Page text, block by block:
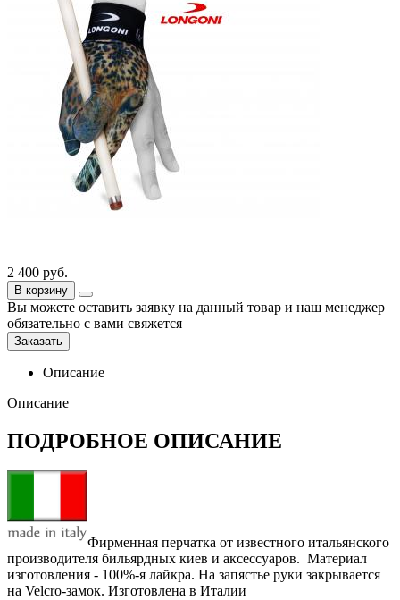
2 400 руб.
В корзину
Вы можете оставить заявку на данный товар и наш менеджер
обязательно с вами свяжется
Заказать
Описание
Описание
ПОДРОБНОЕ ОПИСАНИЕ
Фирменная перчатка от известного итальянского
производителя бильярдных киев и аксессуаров. Материал
изготовления - 100%-я лайкра. На запястье руки закрывается
на Velcro-замок. Изготовлена в Италии